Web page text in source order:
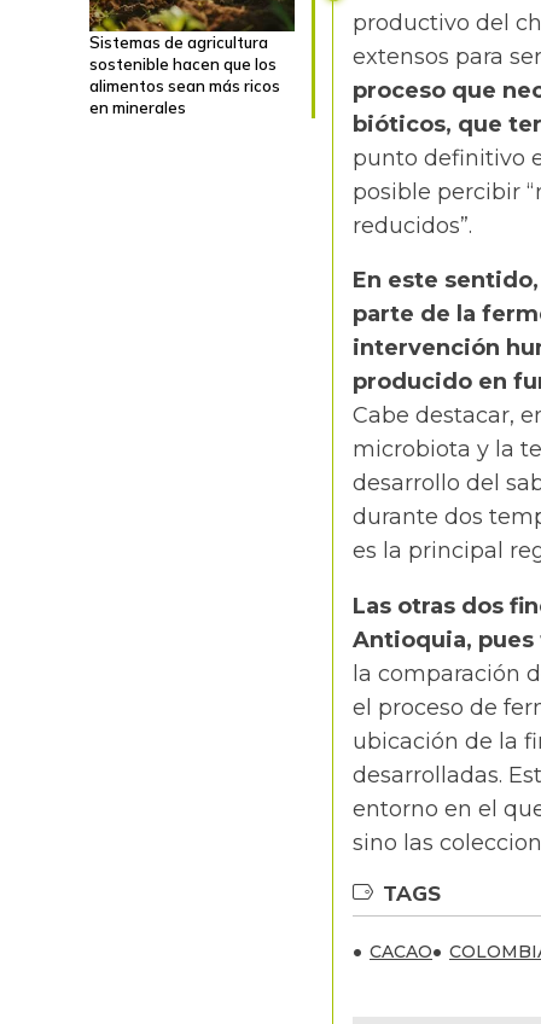
Sistemas de agricultura
sostenible hacen que los
alimentos sean más ricos
en minerales
productivo del
extensos para
proceso que
bióticos, que
punto definitivo
posible percibir
reducidos”.
En este
parte de la
intervención
producido en
Cabe destacar,
microbiota y la
desarrollo del
durante dos
es la principal
Las otras dos
Antioquia,
la comparación
el proceso de
ubicación de la
desarrolladas.
entorno en el
sino las
TAGS
CACAO